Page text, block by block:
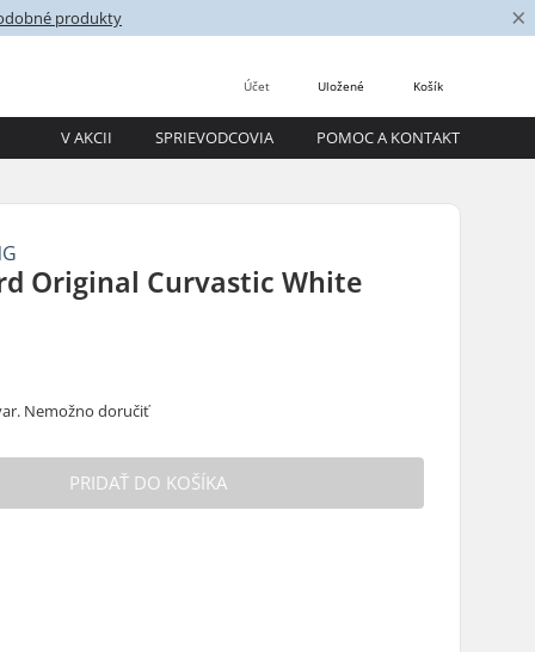
produkty ×
Košík
Uložené
Účet
V AKCII SPRIEVODCOVIA POMOC A KONTAKT
Original Curvastic White
Nemožno doručiť
PRIDAŤ DO KOŠÍKA